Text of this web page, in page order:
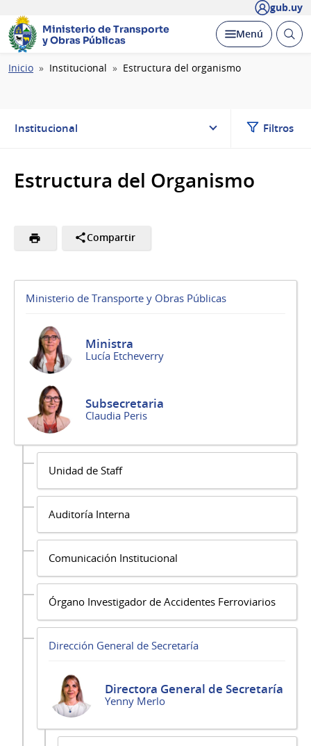
gub.uy
Ministerio de Transporte
y Obras Públicas
Desplegar
Menú Abrir
Ruta
Inicio Institucional Estructura del organismo
Institucional Filtros
Estructura del Organismo
Compartir
Ministerio de Transporte y Obras Públicas
Ministra
Lucía Etcheverry
Subsecretaria
Claudia Peris
Unidad de Staff
Auditoría Interna
Comunicación Institucional
Órgano Investigador de Accidentes Ferroviarios
Dirección General de Secretaría
Directora General de Secretaría
Yenny Merlo